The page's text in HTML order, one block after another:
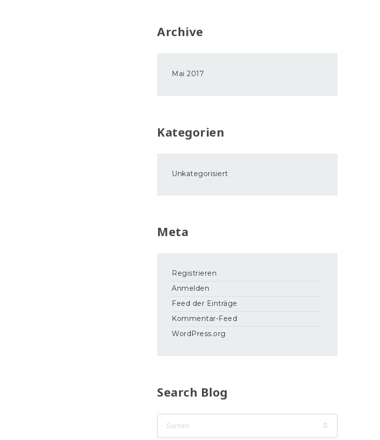
Archive
Mai 2017
Kategorien
Unkategorisiert
Meta
Registrieren
Anmelden
Feed der Einträge
Kommentar-Feed
WordPress.org
Search Blog